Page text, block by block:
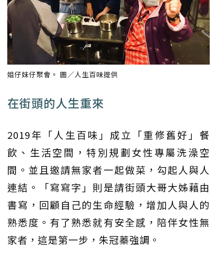
姐仔妹仔聚會。 圖／人生百味提供
在街頭的人生重來
2019年「人生百味」成立「重修舊好」餐
飲、生活空間，特別規劃女性專屬洗澡空
間。並且邀請無家者一起做菜，勾起人與人
連結。「寫寫字」則是請街頭大哥大姊藉由
書寫，回顧自己的生命經驗，增加人與人的
熟悉度。有了熟悉就有安全感，陪伴女性無
家者，這是第一步，朱冠蓁強調。